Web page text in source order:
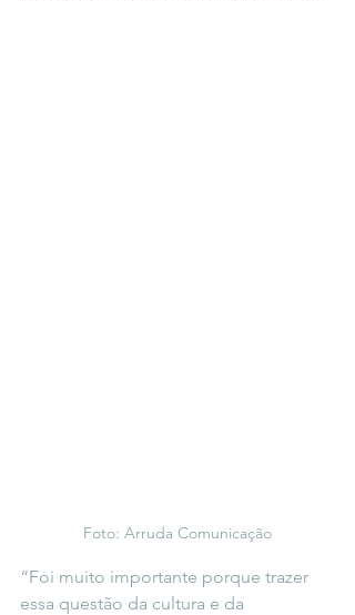
Foto: Arruda Comunicação
“Foi muito importante porque trazer
essa questão da cultura e da